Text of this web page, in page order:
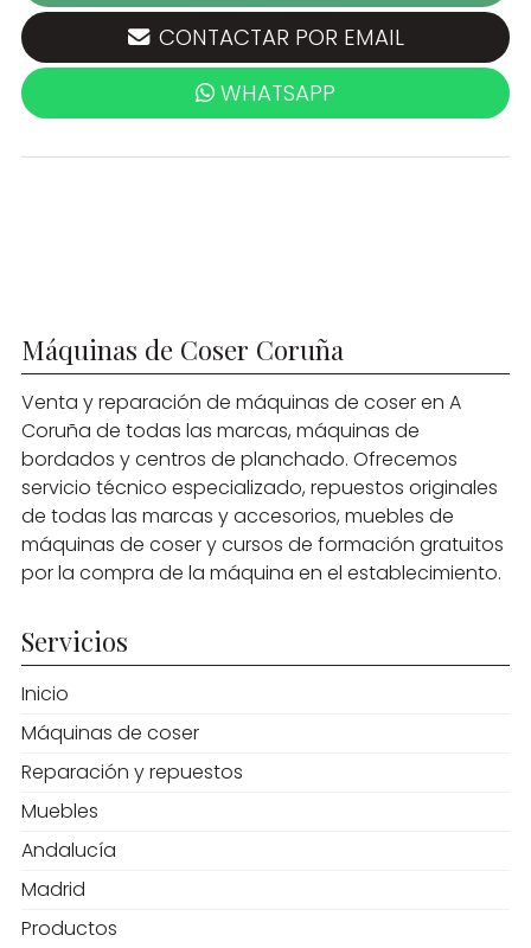
CONTACTAR POR EMAIL
WHATSAPP
Máquinas de Coser Coruña
Venta y reparación de máquinas de coser en A
Coruña de todas las marcas, máquinas de
bordados y centros de planchado. Ofrecemos
servicio técnico especializado, repuestos originales
de todas las marcas y accesorios, muebles de
máquinas de coser y cursos de formación gratuitos
por la compra de la máquina en el establecimiento.
Servicios
Inicio
Máquinas de coser
Reparación y repuestos
Muebles
Andalucía
Madrid
Productos